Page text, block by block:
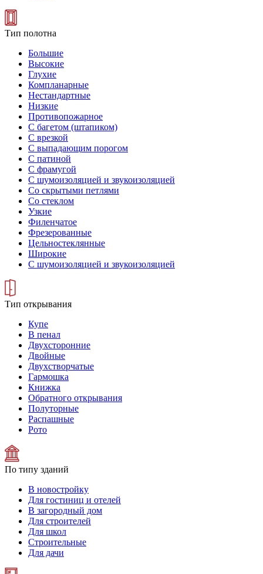
Тип полотна
Большие
Высокие
Глухие
Компланарные
Нестандартные
Низкие
Противопожарное
С багетом (штапиком)
С врезкой
С выпадающим порогом
С патиной
С фрамугой
С шумоизоляцией и звукоизоляцией
Со скрытыми петлями
Со стеклом
Узкие
Филенчатое
Фрезерованные
Цельностеклянные
Широкие
С шумоизоляцией и звукоизоляцией
Тип открывания
Купе
В пенал
Двухсторонние
Двойные
Двухстворчатые
Гармошка
Книжка
Обратного открывания
Полуторные
Распашные
Рото
По типу зданий
В новостройку
Для гостиниц и отелей
В загородный дом
Для строителей
Для школ
Строительные
Для дачи